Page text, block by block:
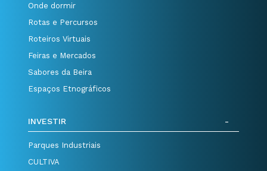
Onde dormir
Rotas e Percursos
Roteiros Virtuais
Feiras e Mercados
Sabores da Beira
Espaços Etnográficos
INVESTIR
Parques Industriais
CULTIVA